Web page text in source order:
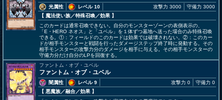
光属性
レベル 10
【 魔法使い族／特殊召喚／効果 】
攻撃力 3000 守備力 3000
このカードは通常召喚できない。自分のモンスターゾーンの表側表示の、
「E・HERO ネオス」と「ユベル」を１体ずつ墓地へ送った場合のみ特殊召喚
できる。①：フィールドのこのカードは効果では破壊されない。②：このカー
ドが相手モンスターと戦闘を行ったダメージステップ終了時に発動する。その
相手モンスターの攻撃力分のダメージを相手に与える。その相手モンスターの
守備力分だけ自分のLPを回復する。
ファントム・オブ・ユベル
ファントム・オブ・ユベル
闇属性
レベル 9
【 悪魔族／融合／効果 】
攻撃力 0 守備力 0